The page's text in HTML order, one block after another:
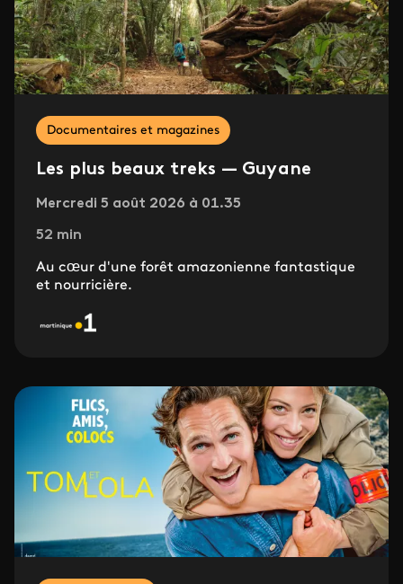
Documentaires et magazines
Les plus beaux treks — Guyane
Mercredi 5 août 2026 à 01.35
52 min
Au cœur d'une forêt amazonienne fantastique
et nourricière.